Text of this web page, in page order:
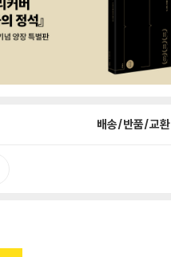
배송/반품/교환